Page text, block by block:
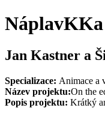
NáplavKKa
Jan Kastner a
Specializace: Animace a
Název projektu:On the
Popis projektu: Krátký